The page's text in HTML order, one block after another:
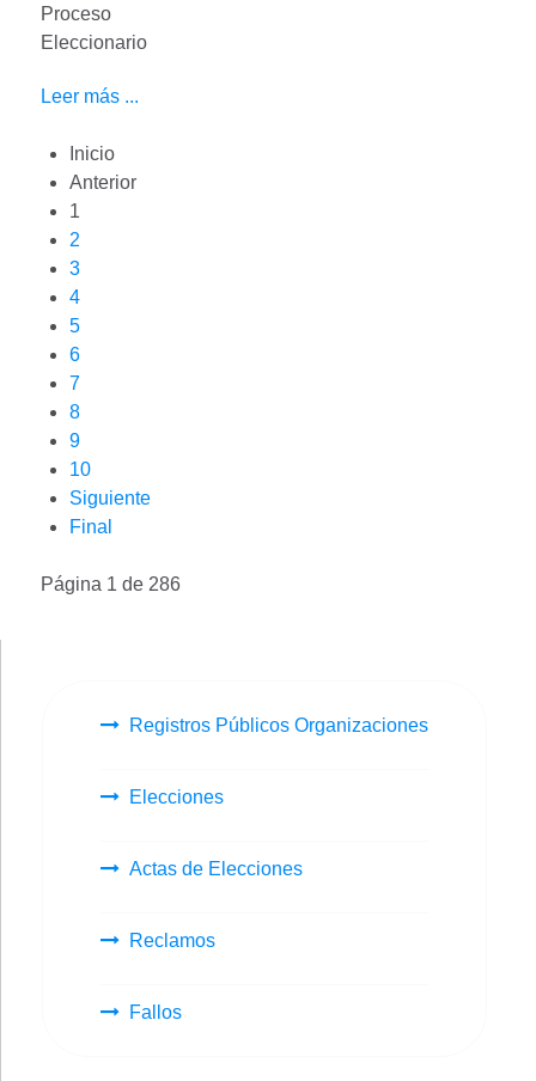
Proceso
Eleccionario
Leer más ...
Inicio
Anterior
1
2
3
4
5
6
7
8
9
10
Siguiente
Final
Página 1 de 286
Registros Públicos Organizaciones
Elecciones
Actas de Elecciones
Reclamos
Fallos